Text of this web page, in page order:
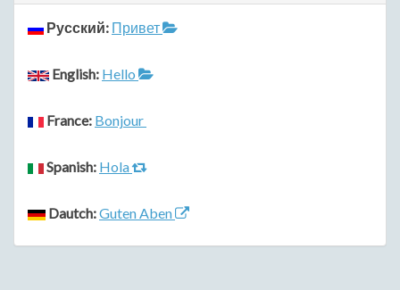
Русский: Привет
English: Hello
France: Bonjour
Spanish: Hola
Dautch:Guten Aben